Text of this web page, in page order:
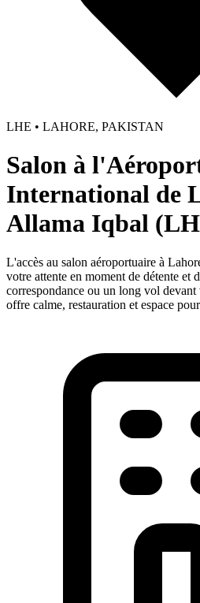
LHE • LAHORE, PAKISTAN
Salon à
International de
Allama Iqbal
L'accès au salon aéroportuaire à
votre attente en moment de détente et
correspondance ou un long vol
offre calme, restauration et espace